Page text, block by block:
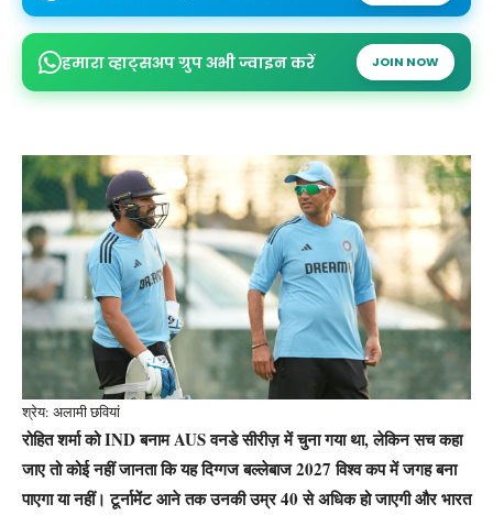
हमारा व्हाट्सअप ग्रुप अभी ज्वाइन करें JOIN NOW
श्रेय: अलामी छवियां
रोहित शर्मा को IND बनाम AUS वनडे सीरीज़ में चुना गया था, लेकिन सच कहा
जाए तो कोई नहीं जानता कि यह दिग्गज बल्लेबाज 2027 विश्व कप में जगह बना
पाएगा या नहीं। टूर्नामेंट आने तक उनकी उम्र 40 से अधिक हो जाएगी और भारत